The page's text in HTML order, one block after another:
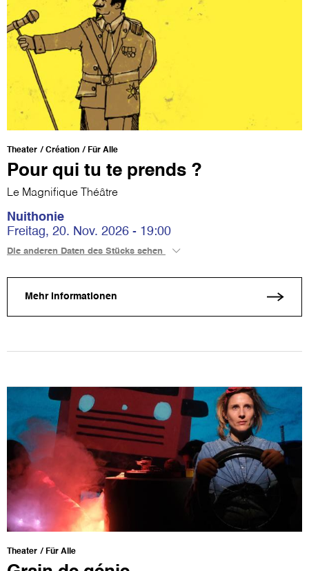
Theater Création Für Alle
Pour qui tu te prends ?
Le Magnifique Théâtre
Nuithonie
Freitag, 20. Nov. 2026 - 19:00
Die anderen Daten des Stücks sehen
Mehr Informationen
Theater Für Alle